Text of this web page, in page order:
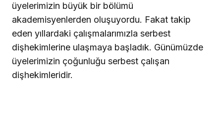
üyelerimizin büyük bir bölümü
akademisyenlerden oluşuyordu. Fakat takip
eden yıllardaki çalışmalarımızla serbest
dişhekimlerine ulaşmaya başladık. Günümüzde
üyelerimizin çoğunluğu serbest çalışan
dişhekimleridir.